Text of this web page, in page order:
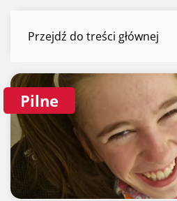
Przejdź do treści głównej
Ola
Pilne